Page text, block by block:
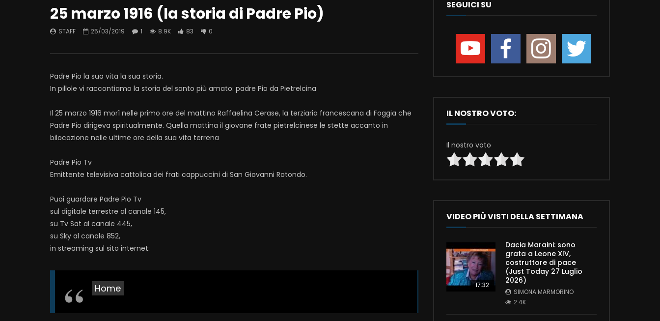
25 marzo 1916 (la storia di Padre Pio)
STAFF 25/03/2019 1 8.9K 83 0
Padre Pio la sua vita la sua storia.
In pillole vi raccontiamo la storia del santo più amato: padre Pio da Pietrelcina
Il 25 marzo 1916 morì nelle primo ore del mattino Raffaelina Cerase, la terziaria francescana di Foggia che
Padre Pio dirigeva spiritualmente. Quella mattina il giovane frate pietrelcinese le stette accanto in
bilocazione nelle ultime ore della sua vita terrena
Padre Pio Tv
Emittente televisiva cattolica dei frati cappuccini di San Giovanni Rotondo.
Puoi guardare Padre Pio Tv
sul digitale terrestre al canale 145,
su Tv Sat al canale 445,
su Sky al canale 852,
in streaming sul sito internet:
Home
SEGUICI SU
IL NOSTRO VOTO:
Il nostro voto
VIDEO PIÙ VISTI DELLA SETTIMANA
17:32
Dacia Maraini: sono
grata a Leone XIV,
costruttore di pace
(Just Today 27 Luglio
2026)
SIMONA MARMORINO
2.4K